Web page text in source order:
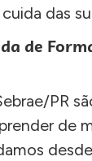
das
de
PR
de